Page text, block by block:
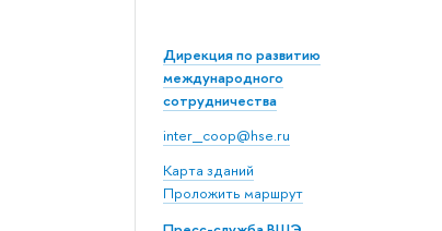
Дирекция по развитию
международного
сотрудничества
inter_coop@hse.ru
Карта зданий
Проложить маршрут